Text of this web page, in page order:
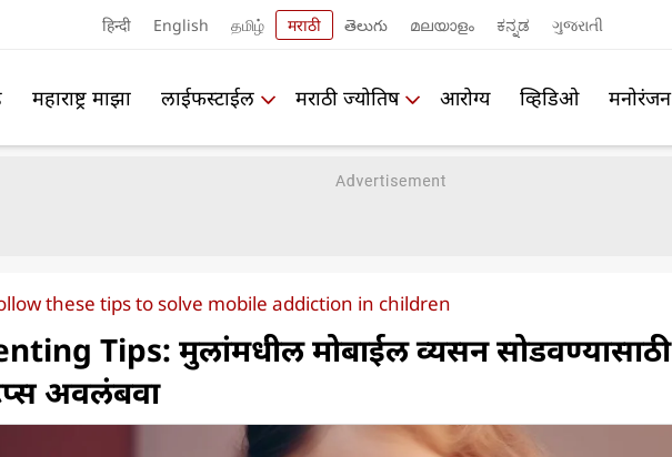
हिन्दी English தமிழ் मराठी తెలుగు മലയാളം ಕನ್ನಡ ગુજરાતી
महाराष्ट्र माझा लाईफस्टाईल मराठी ज्योतिष आरोग्य व्हिडिओ मनोरंजन
these tips to solve mobile addiction in children
Tips: मुलांमधील मोबाईल व्यसन सोडवण्यासाठी
अवलंबवा